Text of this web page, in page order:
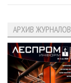
АРХИВ ЖУРНАЛОВ